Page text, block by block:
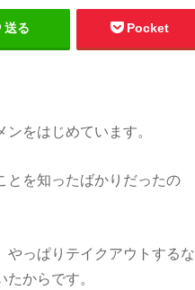
送る Pocket
をはじめています。
とを知ったばかりだったの
やっぱりテイクアウトするな
からです。